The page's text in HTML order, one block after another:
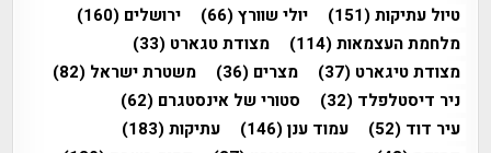
טיול עתיקות(151) יולי שוורץ(66) ירושלים (160)
מלחמת העצמאות(114) מצודת טגארט (33)
מצודת טיגארט (37) מצרים (36) משטרת ישראל (82)
ניר דיסטלפלד (32) סטורי של אינסטגרם (62)
עיר דוד (52) עמוד ענן(146) עתיקות(183)